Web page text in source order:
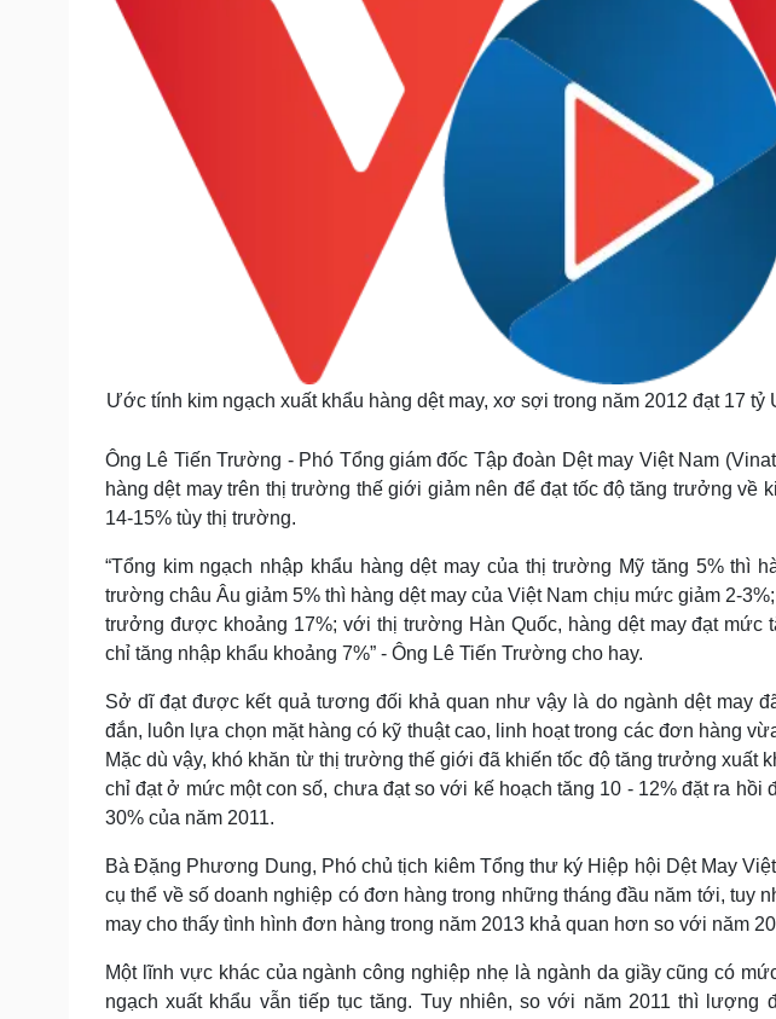
Ước tính kim ngạch xuất khẩu hàng dệt may, xơ sợi trong năm 2012 đạt 17 tỷ
Ông Lê Tiến Trường - Phó Tổng giám đốc Tập đoàn Dệt may Việt Nam
hàng dệt may trên thị trường thế giới giảm nên để đạt tốc độ tăng trưởng về
14-15% tùy thị trường.
“Tổng kim ngạch nhập khẩu hàng dệt may của thị trường Mỹ tăng 5% thì
trường châu Âu giảm 5% thì hàng dệt may của Việt Nam chịu mức giảm 2-
trưởng được khoảng 17%; với thị trường Hàn Quốc, hàng dệt may đạt mức
chỉ tăng nhập khẩu khoảng 7%” - Ông Lê Tiến Trường cho hay.
Sở dĩ đạt được kết quả tương đối khả quan như vậy là do ngành dệt may
đắn, luôn lựa chọn mặt hàng có kỹ thuật cao, linh hoạt trong các đơn hàng
Mặc dù vậy, khó khăn từ thị trường thế giới đã khiến tốc độ tăng trưởng xuất
chỉ đạt ở mức một con số, chưa đạt so với kế hoạch tăng 10 - 12% đặt ra hồi
30% của năm 2011.
Bà Đặng Phương Dung, Phó chủ tịch kiêm Tổng thư ký Hiệp hội Dệt May
cụ thể về số doanh nghiệp có đơn hàng trong những tháng đầu năm tới, tuy
may cho thấy tình hình đơn hàng trong năm 2013 khả quan hơn so với năm
Một lĩnh vực khác của ngành công nghiệp nhẹ là ngành da giầy cũng có
ngạch xuất khẩu vẫn tiếp tục tăng. Tuy nhiên, so với năm 2011 thì lượng